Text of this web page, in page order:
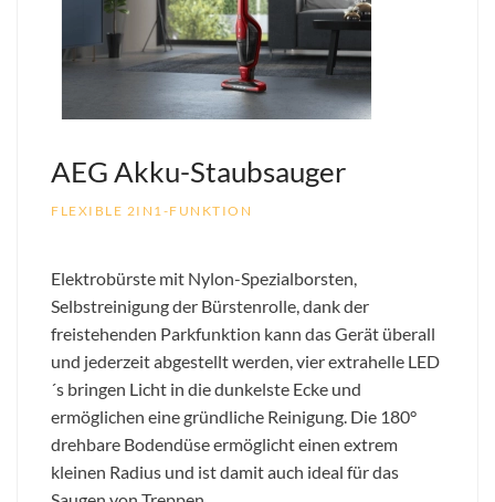
AEG Akku-Staubsauger
FLEXIBLE 2IN1-FUNKTION
Elektrobürste mit Nylon-Spezialborsten,
Selbstreinigung der Bürstenrolle, dank der
freistehenden Parkfunktion kann das Gerät überall
und jederzeit abgestellt werden, vier extrahelle LED
´s bringen Licht in die dunkelste Ecke und
ermöglichen eine gründliche Reinigung. Die 180°
drehbare Bodendüse ermöglicht einen extrem
kleinen Radius und ist damit auch ideal für das